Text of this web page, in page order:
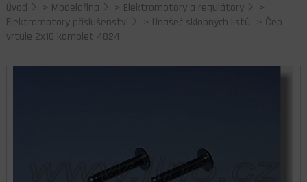
Úvod > Modelařina > Elektromotory a regulátory
>
Elektromotory příslušenství
> Unašeč sklopných listů > Čep
vrtule 2x10 komplet 4824